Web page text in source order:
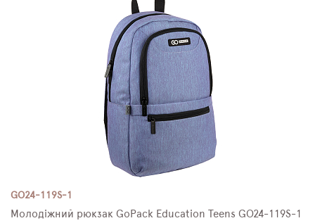
GO24-119S-1
Молодіжний рюкзак GoPack Education Teens GO24-119S-1